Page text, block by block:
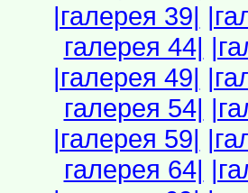
|галерея 39|
галерея 44|
|галерея 49|
галерея 54|
|галерея 59|
галерея 64|